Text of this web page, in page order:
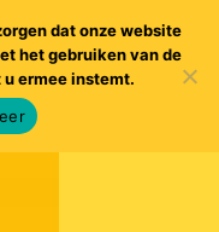
dat onze website
het gebruiken van de
ermee instemt.